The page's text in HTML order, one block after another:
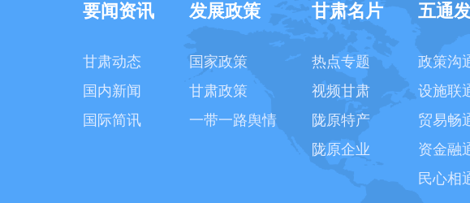
要闻资讯
甘肃动态
国内新闻
国际简讯
发展政策
国家政策
甘肃政策
一带一路舆情
甘肃名片
热点专题
视频甘肃
陇原特产
陇原企业
五通
政策沟
设施联
贸易畅
资金融
民心相